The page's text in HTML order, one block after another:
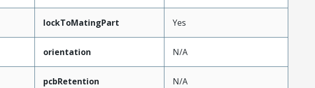
lockToMatingPart Yes
orientation N/A
pcbRetention N/A